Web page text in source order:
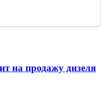
на продажу дизеля